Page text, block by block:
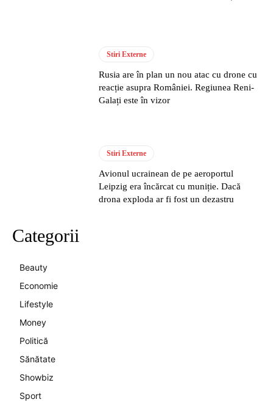
Stiri Externe
Rusia are în plan un nou atac cu drone cu
reacție asupra României. Regiunea Reni-
Galați este în vizor
Stiri Externe
Avionul ucrainean de pe aeroportul
Leipzig era încărcat cu muniție. Dacă
drona exploda ar fi fost un dezastru
Categorii
Beauty
Economie
Lifestyle
Money
Politică
Sănătate
Showbiz
Sport